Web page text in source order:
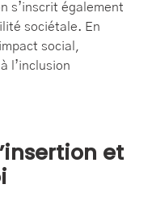
s’inscrit également
sociétale. En
social,
l’inclusion
et